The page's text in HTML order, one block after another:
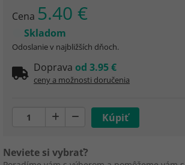
Cena 5.40 €
Skladom
Odoslanie v najbližších dňoch.
Doprava od 3.95 €
ceny a možnosti doručenia
Neviete si vybrať?